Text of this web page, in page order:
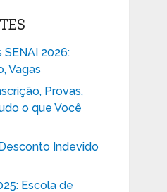
SENAI 2026:
Vagas
Provas,
o que Você
Indevido
Escola de